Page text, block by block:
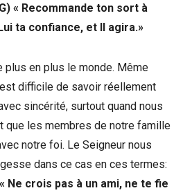
« Recommande ton sort à
ta confiance, et Il agira.»
plus en plus le monde. Même
difficile de savoir réellement
sincérité, surtout quand nous
que les membres de notre famille
notre foi. Le Seigneur nous
dans ce cas en ces termes:
Ne crois pas à un ami, ne te fie